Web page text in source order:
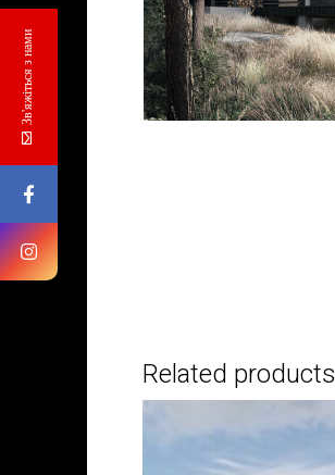
Related products
Зв'яжіться з нами